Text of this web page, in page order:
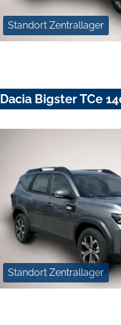
Standort Zentrallager
Dacia Bigster TCe
Standort Zentrallager